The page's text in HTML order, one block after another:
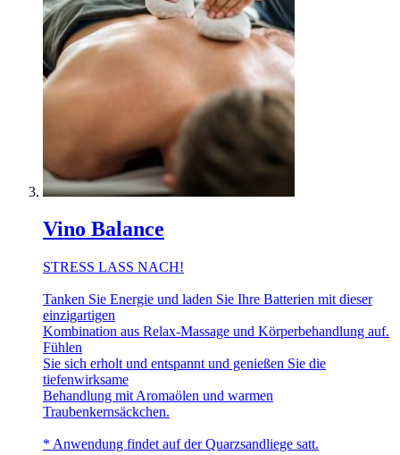
Vino Balance
STRESS LASS NACH!
Tanken Sie Energie und laden Sie Ihre Batterien mit dieser
einzigartigen
Kombination aus Relax-Massage und Körperbehandlung auf.
Fühlen
Sie sich erholt und entspannt und genießen Sie die
tiefenwirksame
Behandlung mit Aromaölen und warmen
Traubenkernsäckchen.
* Anwendung findet auf der Quarzsandliege satt.